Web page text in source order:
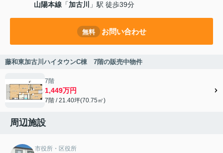
山陽本線 「加古川 」駅 徒歩39分
無料 お問い合わせ
藤和東加古川ハイタウンC棟 7階の販売中物件
7階
1,449万円
7階 / 21.40坪(70.75㎡)
周辺施設
市役所・区役所